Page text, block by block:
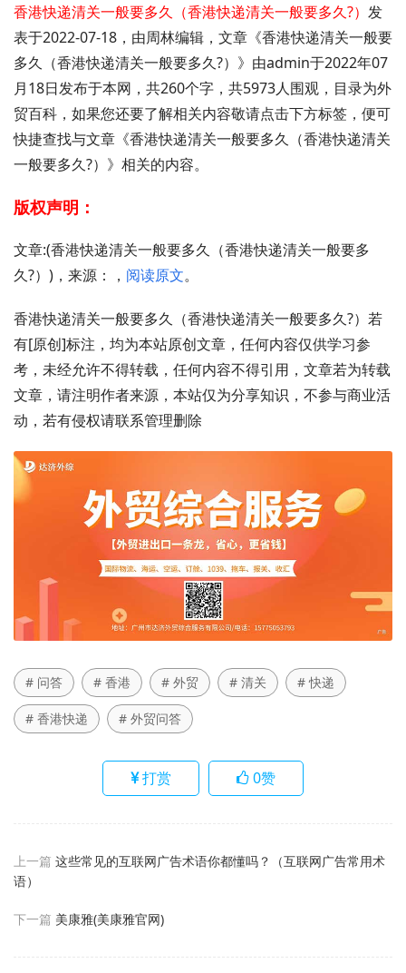
香港快递清关一般要多久（香港快递清关一般要多久?） 发
表于2022-07-18，由周林编辑，文章《香港快递清关一般要
多久（香港快递清关一般要多久?）》由admin于2022年07
月18日发布于本网，共260个字，共5973人围观，目录为外
贸百科，如果您还要了解相关内容敬请点击下方标签，便可
快捷查找与文章《香港快递清关一般要多久（香港快递清关
一般要多久?）》相关的内容。
版权声明：
文章:(香港快递清关一般要多久（香港快递清关一般要多
久?）)，来源：， 阅读原文。
香港快递清关一般要多久（香港快递清关一般要多久?）若
有[原创]标注，均为本站原创文章，任何内容仅供学习参
考，未经允许不得转载，任何内容不得引用，文章若为转载
文章，请注明作者来源，本站仅为分享知识，不参与商业活
动，若有侵权请联系管理删除
# 问答 # 香港 # 外贸 # 清关 # 快递
# 香港快递 # 外贸问答
打赏 0赞
上一篇 这些常见的互联网广告术语你都懂吗？（互联网广告常用术
语）
下一篇 美康雅(美康雅官网)